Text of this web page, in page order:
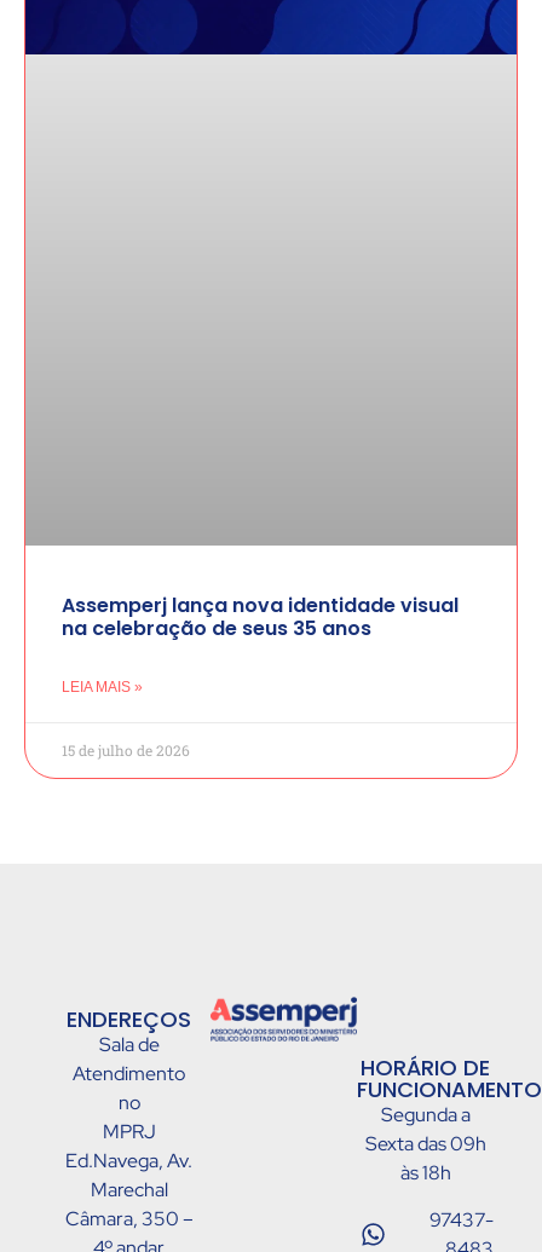
Assemperj lança nova identidade visual
na celebração de seus 35 anos
LEIA MAIS »
15 de julho de 2026
ENDEREÇOS
Sala de
Atendimento
no
MPRJ
Ed.Navega, Av.
Marechal
Câmara, 350 –
HORÁRIO DE
Segunda a
Sexta das 09h
às 18h
97437-